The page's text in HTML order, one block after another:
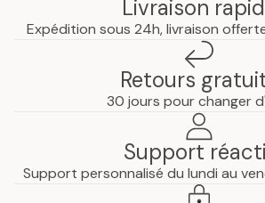
Livraison
Expédition sous 24h, livraison
Retours
30 jours pour changer
Support
Support personnalisé du lundi au